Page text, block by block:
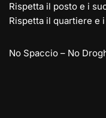
Rispetta il posto e i
Rispetta il quartiere e
No Spaccio – No